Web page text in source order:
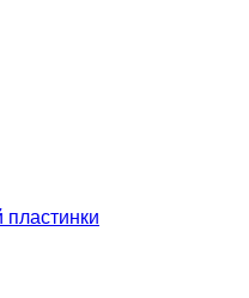
пластинки